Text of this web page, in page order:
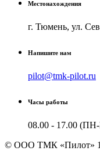
Местонахождения
г. Тюмень, ул.
Напишите нам
pilot@tmk-pilot.ru
Часы работы
08.00 - 17.00
© ООО ТМК «Пилот»